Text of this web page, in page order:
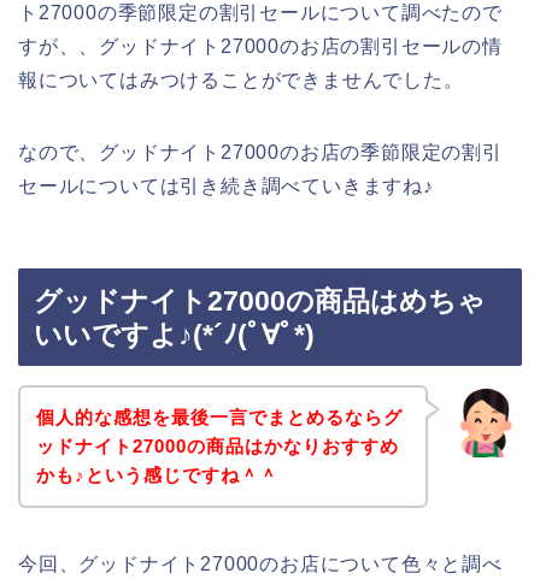
ト27000の季節限定の割引セールについて調べたので
すが、、グッドナイト27000のお店の割引セールの情
報についてはみつけることができませんでした。
なので、グッドナイト27000のお店の季節限定の割引
セールについては引き続き調べていきますね♪
グッドナイト27000の商品はめちゃ
いいですよ♪(*´ﾉ(ﾟ∀ﾟ*)
個人的な感想を最後一言でまとめるならグ
ッドナイト27000の商品はかなりおすすめ
かも♪という感じですね＾＾
今回、グッドナイト27000のお店について色々と調べ